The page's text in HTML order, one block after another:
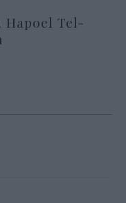
Hapoel Tel-